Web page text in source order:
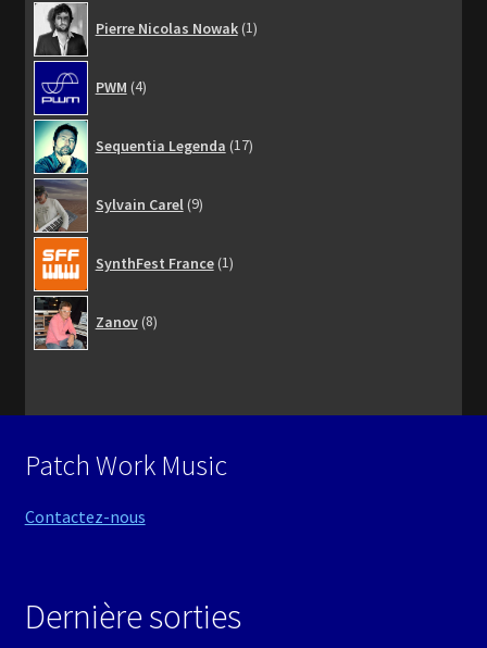
Pierre Nicolas Nowak 1produit
PWM 4produits
Sequentia Legenda 17produits
Sylvain Carel 9produits
SynthFest France 1produit
Zanov 8produits
Patch Work Music
Contactez-nous
Dernière sorties